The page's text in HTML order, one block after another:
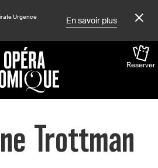
Urgence
En savoir plus
Réserver
Trottman